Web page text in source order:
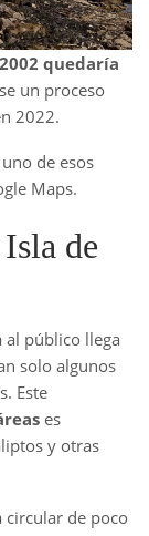
quedaría
un proceso
2022.
de esos
Maps.
de
al público llega
solo algunos
Este
es
y otras
circular de poco